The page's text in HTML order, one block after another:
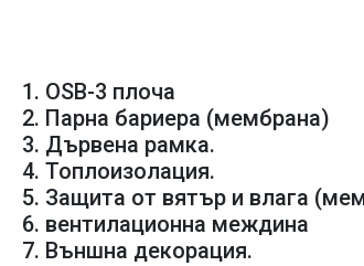
1. OSB-3 плоча
2. Парна бариера (мембрана)
3. Дървена рамка.
4. Топлоизолация.
5. Защита от вятър и влага
6. вентилационна междина
7. Външна декорация.